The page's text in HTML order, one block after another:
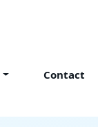
Contact